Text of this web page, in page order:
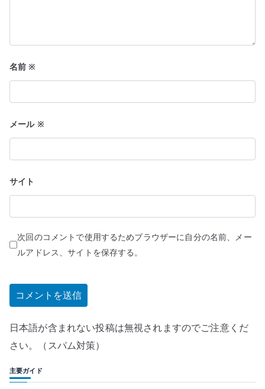
名前※
メール ※
サイト
次回のコメントで使用するためブラウザーに自分の名前、メー
ルアドレス、サイトを保存する。
日本語が含まれない投稿は無視されますのでご注意くだ
さい。（スパム対策）
主要ガイド